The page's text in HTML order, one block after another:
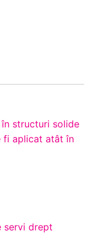
structuri solide
fi aplicat atât în
servi drept